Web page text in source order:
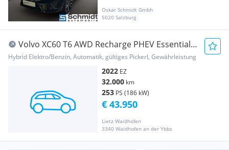
Oskar Schmidt Gmbh
5020 Salzburg
Volvo XC60 T6 AWD Recharge PHEV Essential
Geartronic
Hybrid Elektro/Benzin, Automatik, gültiges Pickerl, Gewährleistung
2022 EZ
32.000 km
253 PS (186 kW)
Lietz Waidhofen
3340 Waidhofen an der Ybbs
€ 43.950